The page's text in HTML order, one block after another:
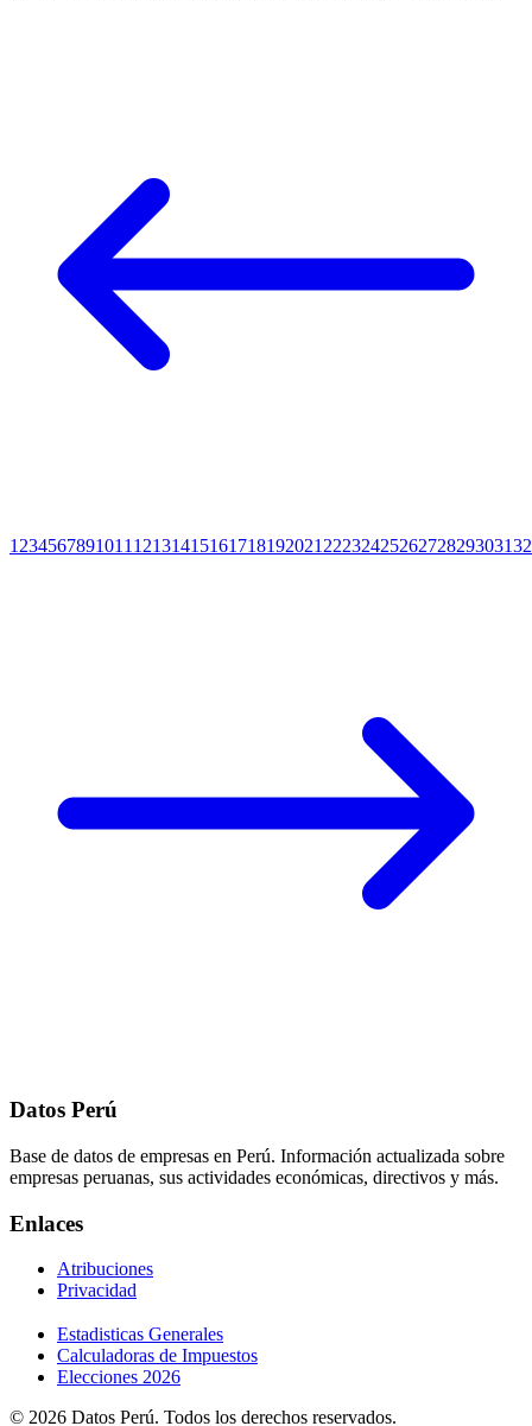
1 234567891011 12131415161718192021 2223242526272829303132
Datos Perú
Base de datos de empresas en Perú. Información actualizada sobre
empresas peruanas, sus actividades económicas, directivos y más.
Enlaces
Atribuciones
Privacidad
Estadisticas Generales
Calculadoras de Impuestos
Elecciones 2026
© 2026 Datos Perú. Todos los derechos reservados.